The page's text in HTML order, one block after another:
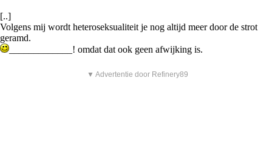
[..]
Volgens mij wordt heteroseksualiteit je nog altijd meer door de strot
geramd.
_____________! omdat dat ook geen afwijking is.
▼ Advertentie door Refinery89